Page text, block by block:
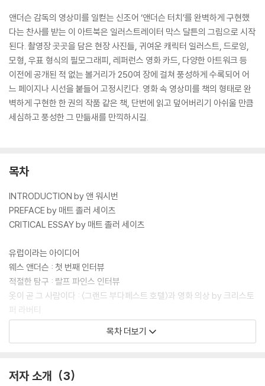
앤더슨 감독의 영상미를 일컫는 신조어 ‘앤더슨 터치’를 완벽하게 구현했
다는 찬사를 받는 이 아트북은 일러스트레이터 막스 달튼의 그림으로 시작
된다. 촬영장 곳곳을 담은 현장 사진들, 귀여운 캐릭터 일러스트, 드로잉,
모형, 우표 형식의 필모그래피, 레퍼런스 영화 카드, 다양한 아트워크 등
이전에 공개된 적 없는 볼거리가 250여 장에 걸쳐 풍성하게 수록되어 어
느 페이지나 시선을 붙들어 고정시킨다. 영화 속 영상미를 책의 형태로 완
벽하게 구현한 한 권의 작품 같은 책, 단번에 읽고 덮어버리기 아쉬울 만큼
세심하고 풍성한 그 만듦새를 만끽하시길.
목차
INTRODUCTION by 앤 워시번
PREFACE by 매트 졸러 세이츠
CRITICAL ESSAY by 매트 졸러 세이츠
유럽이라는 아이디어
웨스 앤더슨 : 첫 번째 인터뷰
적절한 탐구 : 랄프 파인스 인터뷰
옷이 곧 그 사람이다 : 〈그랜드 부다페스트 호텔〉과 영화 의상 by 크리스토
퍼 라버티
웨스 앤더슨 스타일 : 밀레나 카노네로 인터뷰
장소와 사람과 이야기 : 〈그랜드 부다페스트 호텔〉의 음악 by 올리비아 콜
목차 더보기
저자 소개 3